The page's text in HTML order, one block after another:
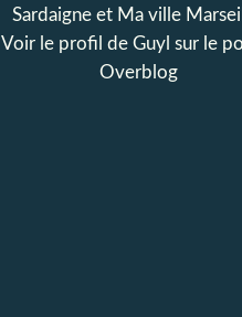
Sardaigne et Ma ville
Voir le profil de Guyl sur le
Overblog